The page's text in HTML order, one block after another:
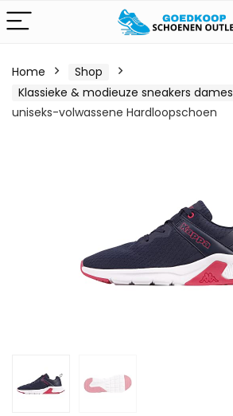
Home
Shop
Klassieke & modieuze sneakers dames
uniseks-volwassene Hardloopschoen